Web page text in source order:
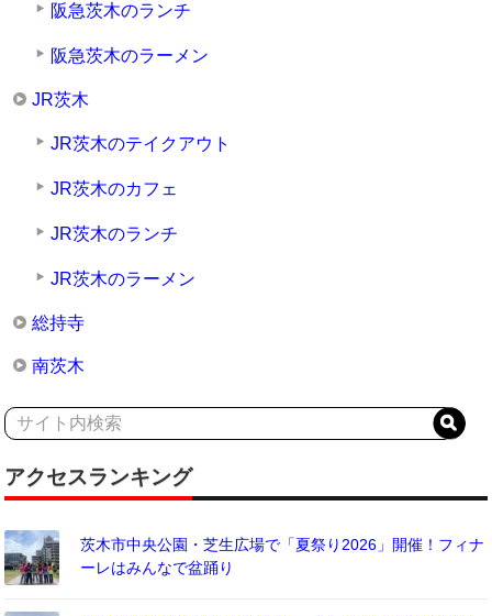
阪急茨木のランチ
阪急茨木のラーメン
JR茨木
JR茨木のテイクアウト
JR茨木のカフェ
JR茨木のランチ
JR茨木のラーメン
総持寺
南茨木
アクセスランキング
茨木市中央公園・芝生広場で「夏祭り2026」開催！フィナ
ーレはみんなで盆踊り